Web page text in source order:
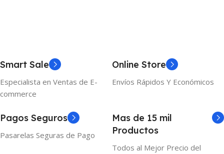
Smart Sale
Especialista en Ventas de E-
commerce
Online Store
Envíos Rápidos Y Económicos
Pagos Seguros
Pasarelas Seguras de Pago
Mas de 15 mil
Productos
Todos al Mejor Precio del